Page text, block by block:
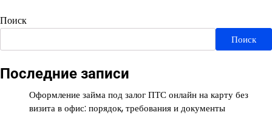
Поиск
Поиск
Последние записи
Оформление займа под залог ПТС онлайн на карту без
визита в офис: порядок, требования и документы